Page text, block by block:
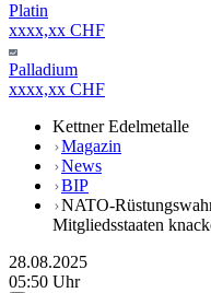
Platin
xxxx,xx CHF
Palladium
xxxx,xx CHF
Kettner Edelmetalle
Magazin
News
BIP
NATO-
Mitgliedsstaaten
28.08.2025
05:50 Uhr